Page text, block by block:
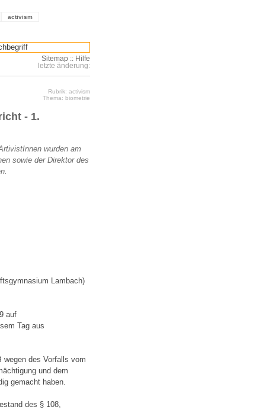
activism
Sitemap :: Hilfe
letzte änderung:
Rubrik: activism
Thema: biometrie
- 1.
wurden am
sowie der Direktor des
Lambach)
auf
Tag aus
wegen des Vorfalls vom
und dem
gemacht haben.
des § 108,